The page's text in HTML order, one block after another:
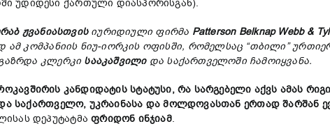
უდიდესი ქართული დიასპორისგან).
ჟვანიასთვისიურიდიული ფირმა Patterson Belknap Webb &
ამ კომპანიის ნიუ-იორკის ოფისში, რომელსაც “თბილი”
კლერკი სააკაშვილიდა საქართველოში ჩამოიყვანა.
კანდიდატისსტატუსი, რა სარგებელი აქვს ამას
საქართველო, უკრაინასა დამოლდოვასთან ერთადშარშან
დეპუტატმაფრიდონ ინჯიამ.